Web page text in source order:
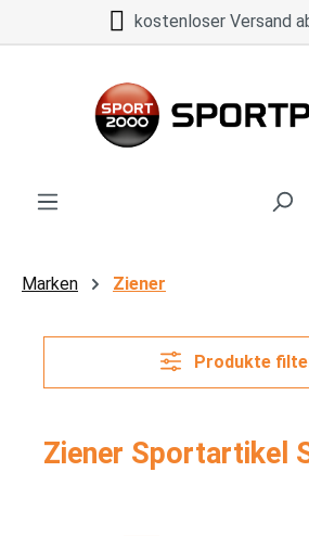
Zum Hauptinhalt springenkostenloser Versand
Marken Ziener
Produkte
Ziener Sportartikel